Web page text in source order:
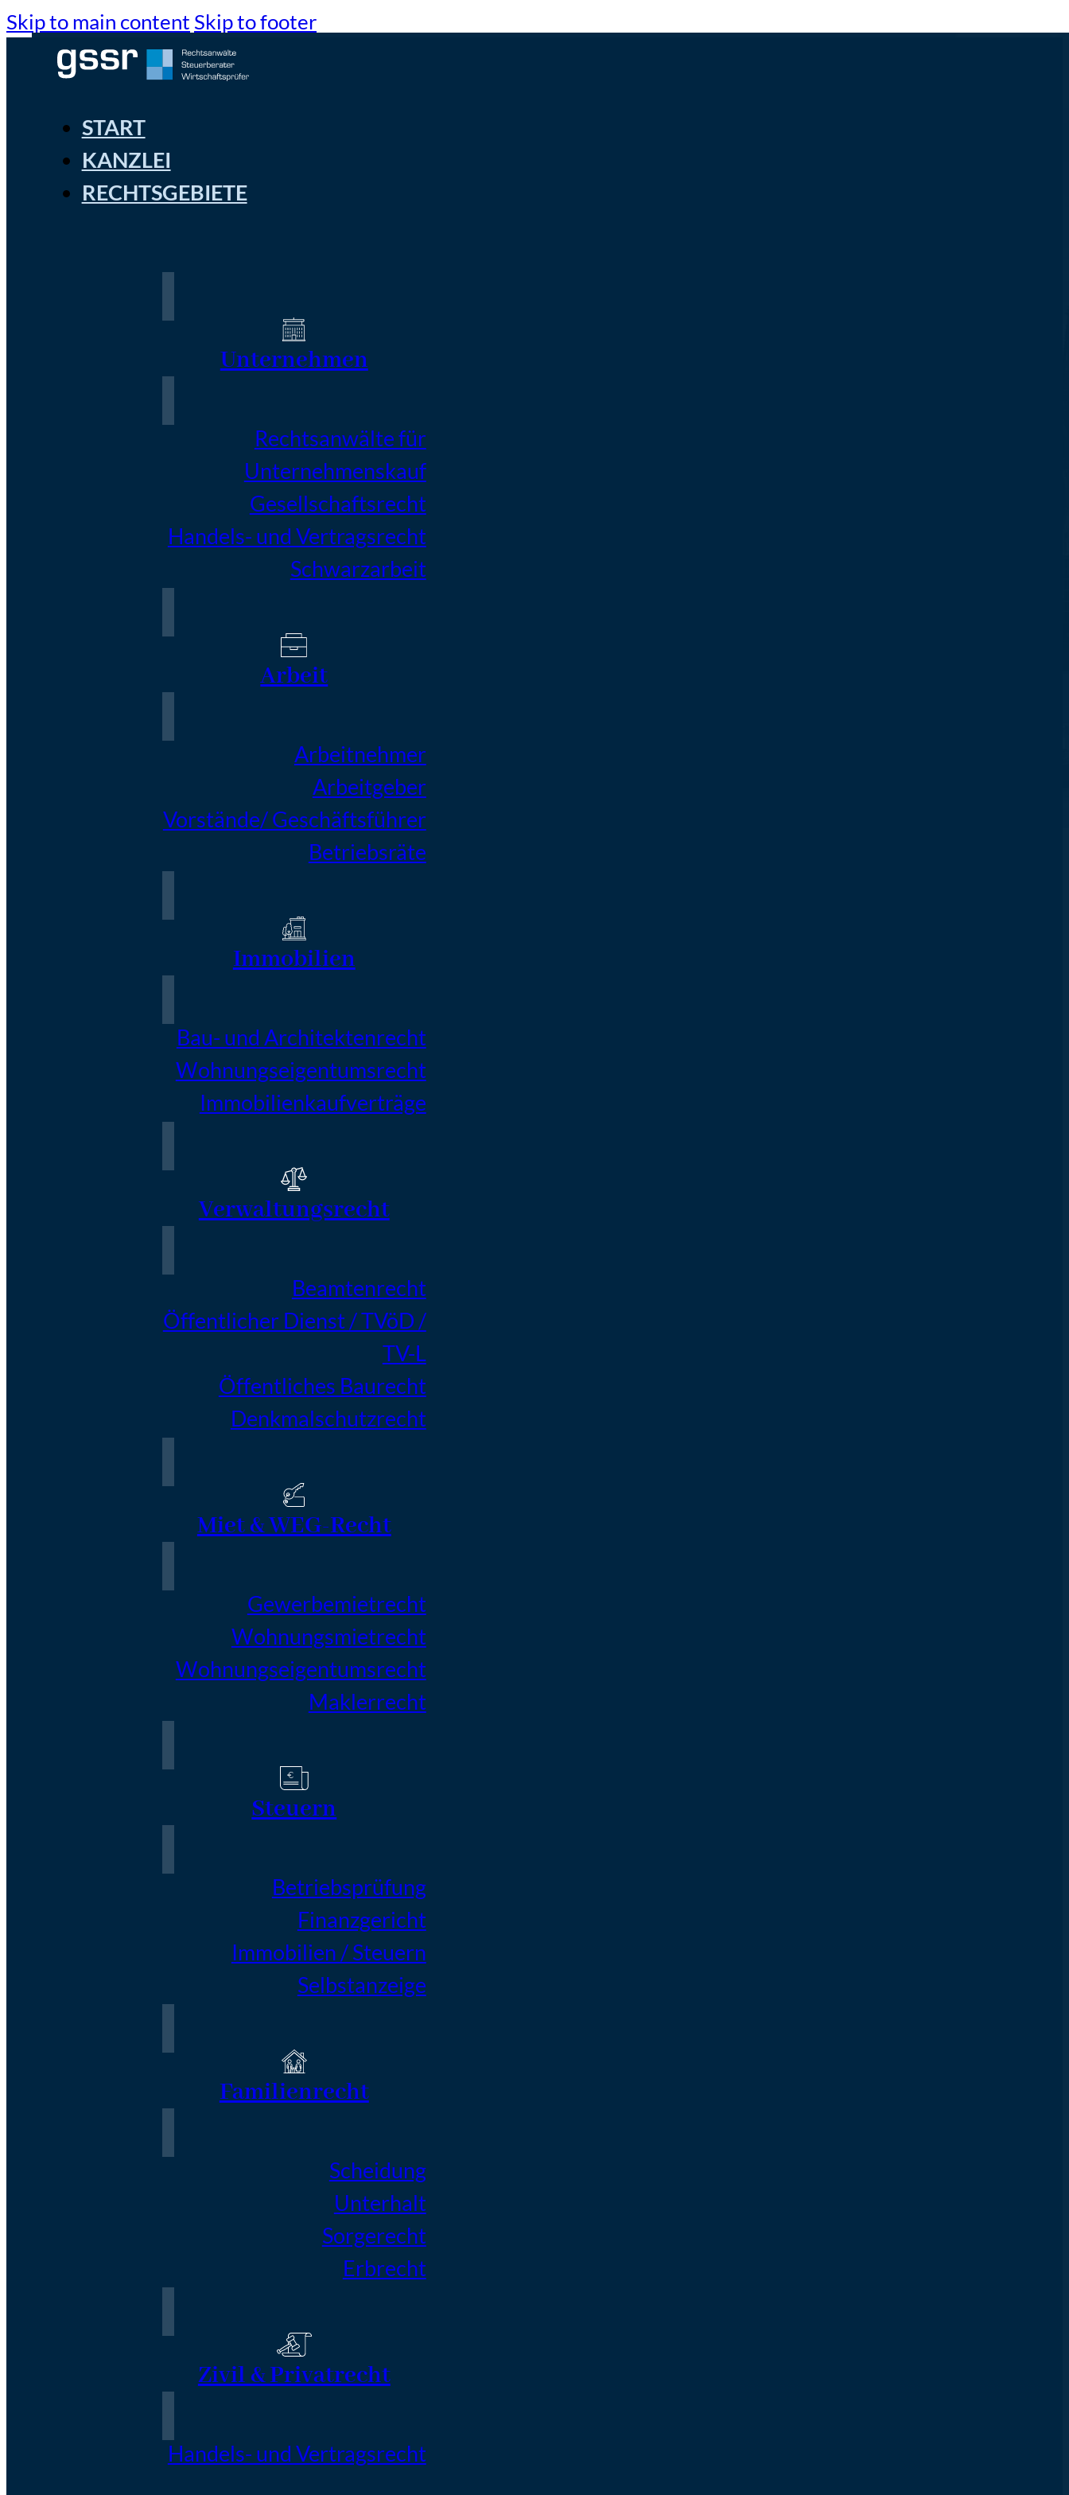
Skip to main content Skip to footer
START
KANZLEI
RECHTSGEBIETE
Unternehmen
Rechtsanwälte für
Unternehmenskauf
Gesellschaftsrecht
Handels- und Vertragsrecht
Schwarzarbeit
Arbeit
Arbeitnehmer
Arbeitgeber
Vorstände/ Geschäftsführer
Betriebsräte
Immobilien
Bau- und Architektenrecht
Wohnungseigentumsrecht
Immobilienkaufverträge
Verwaltungsrecht
Beamtenrecht
Öffentlicher Dienst / TVöD /
TV-L
Öffentliches Baurecht
Denkmalschutzrecht
Miet & WEG-Recht
Gewerbemietrecht
Wohnungsmietrecht
Wohnungseigentumsrecht
Maklerrecht
Steuern
Betriebsprüfung
Finanzgericht
Immobilien / Steuern
Selbstanzeige
Familienrecht
Scheidung
Unterhalt
Sorgerecht
Erbrecht
Zivil & Privatrecht
Handels- und Vertragsrecht